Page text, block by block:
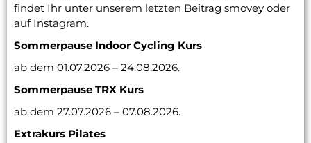
findet Ihr unter unserem letzten Beitrag smovey oder
auf Instagram.
Sommerpause Indoor Cycling Kurs
ab dem 01.07.2026 – 24.08.2026.
Sommerpause TRX Kurs
ab dem 27.07.2026 – 07.08.2026.
Extrakurs Pilates